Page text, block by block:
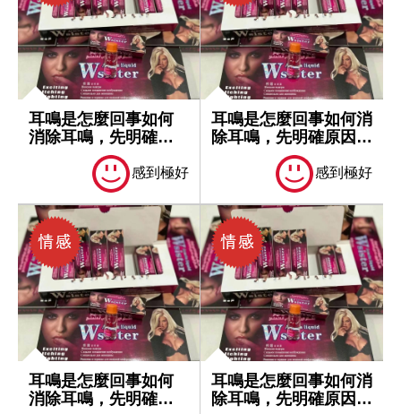
耳鳴是怎麼回事如何
消除耳鳴，先明確原
感到極好
耳鳴是怎麼回事如何消
除耳鳴，先明確原因再
感到極好
耳鳴是怎麼回事如何
消除耳鳴，先明確原
耳鳴是怎麼回事如何消
除耳鳴，先明確原因再